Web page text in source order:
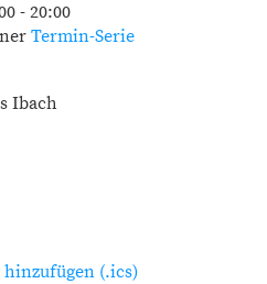
- 20:00
Termin-Serie
Ibach
(.ics)